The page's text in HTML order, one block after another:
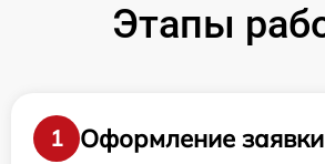
Этапы
1
Оформление заявки